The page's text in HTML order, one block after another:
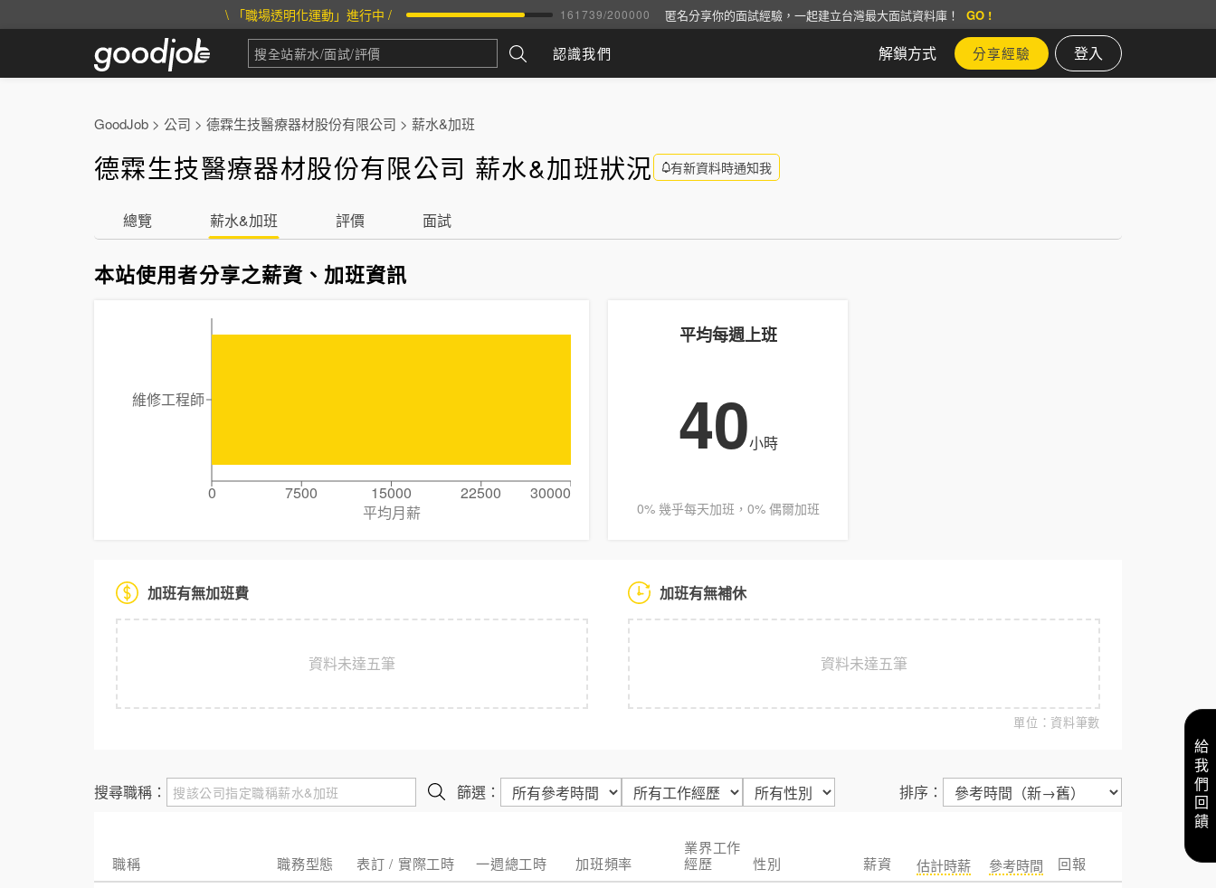
\ 「職場透明化運動」進行中 / 161739/200000 匿名分享你的面試經驗，一起建立台灣最大面試資料庫！ GO !
認識我們 解鎖方式 分享經驗 登入
GoodJob > 公司 > 德霖生技醫療器材股份有限公司 > 薪水&加班
德霖生技醫療器材股份有限公司 薪水&加班狀況 有新資料時通知我
總覽 薪水&加班 評價 面試
本站使用者分享之薪資、加班資訊
0 7500 15000 22500
30000
平均月薪
維修工程師
平均每週上班
40小時
0% 幾乎每天加班，0% 偶爾加班
加班有無加班費
資料未達五筆
加班有無補休
資料未達五筆
單位：資料筆數
搜尋職稱： 篩選： 排序：
職稱 職務型態 表訂 / 實際工時 一週總工時 加班頻率
業界工作
經歷
性別 薪資 估計時薪 參考時間 回報
給我們回饋